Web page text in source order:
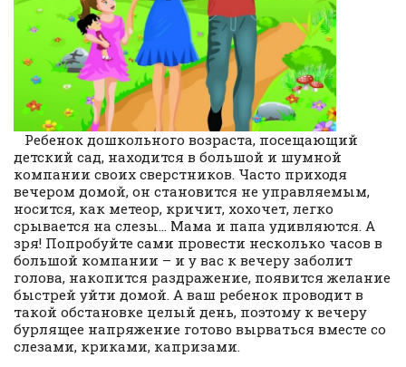
Ребенок дошкольного возраста, посещающий
детский сад, находится в большой и шумной
компании своих сверстников. Часто приходя
вечером домой, он становится не управляемым,
носится, как метеор, кричит, хохочет, легко
срывается на слезы… Мама и папа удивляются. А
зря! Попробуйте сами провести несколько часов в
большой компании – и у вас к вечеру заболит
голова, накопится раздражение, появится желание
быстрей уйти домой. А ваш ребенок проводит в
такой обстановке целый день, поэтому к вечеру
бурлящее напряжение готово вырваться вместе со
слезами, криками, капризами.